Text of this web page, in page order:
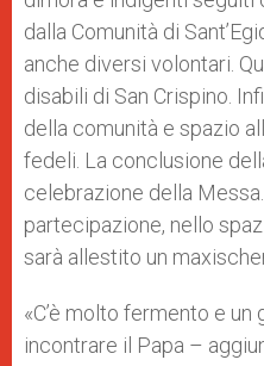
dalla Comunità di
anche diversi volontari.
disabili di San Crispino.
della comunità e spazio
fedeli. La conclusione
celebrazione della
partecipazione, nello
sarà allestito un
«C’è molto fermento e
incontrare il Papa –